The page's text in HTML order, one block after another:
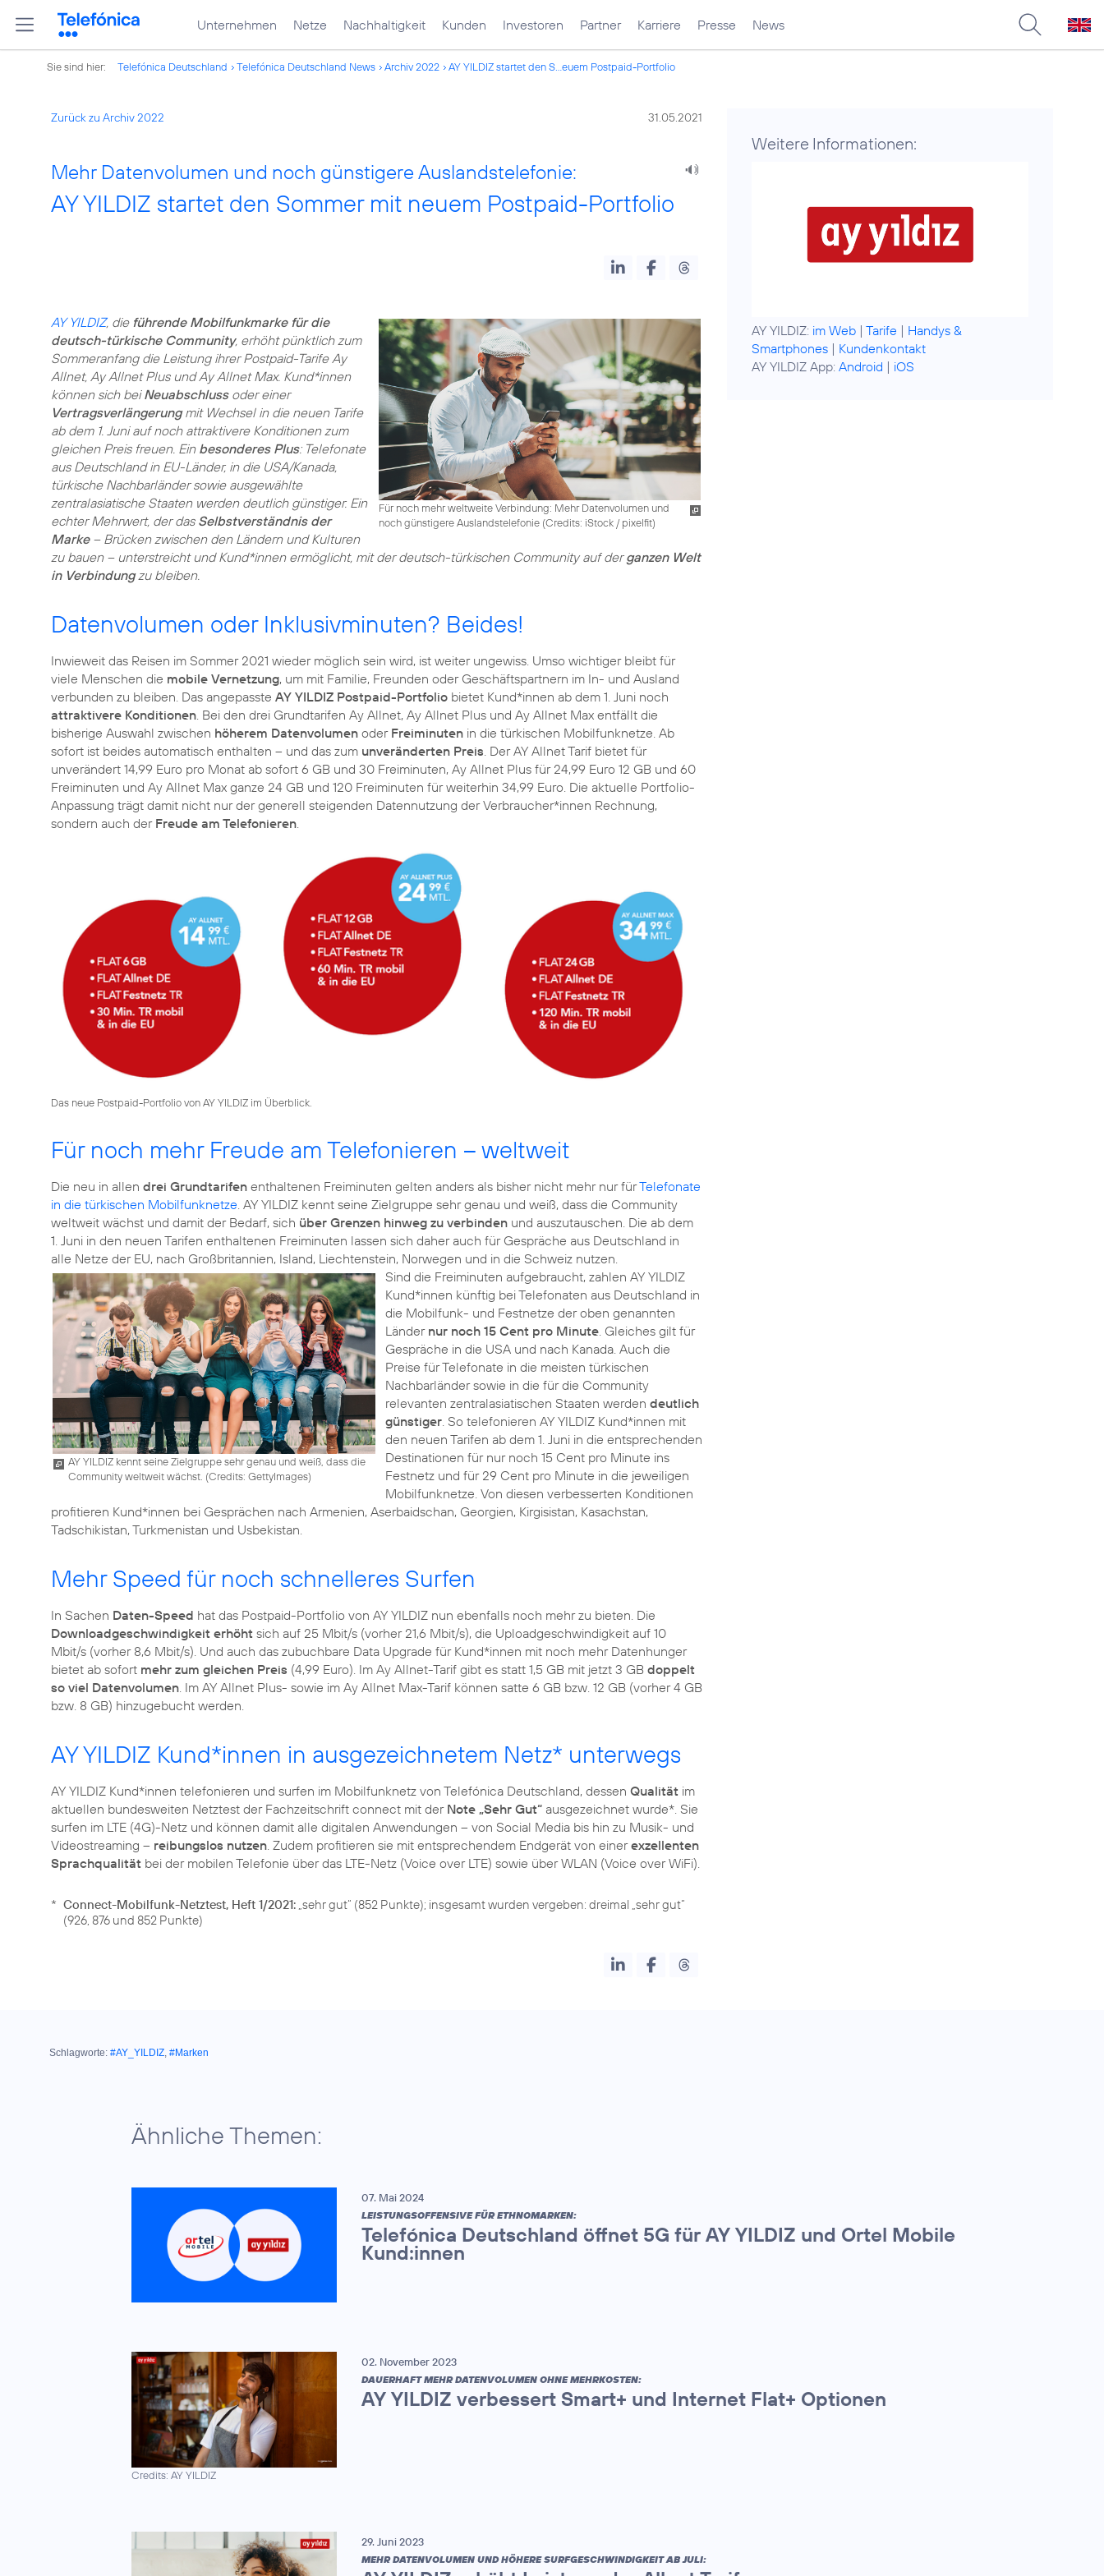
Unternehmen Netze Nachhaltigkeit Kunden Investoren Partner Karriere Presse News
Sie sind hier: Telefónica Deutschland Telefónica Deutschland News Archiv 2022 AY YILDIZ startet den S...euem Postpaid-Portfolio
Zurück zu Archiv 2022 31.05.2021
Mehr Datenvolumen und noch günstigere Auslandstelefonie:
AY YILDIZ startet den Sommer mit neuem Postpaid-Portfolio
Für noch mehr weltweite Verbindung: Mehr Datenvolumen und
noch günstigere Auslandstelefonie (Credits: iStock / pixelfit)
AY YILDIZ, die führende Mobilfunkmarke für die
deutsch-türkische Community, erhöht pünktlich zum
Sommeranfang die Leistung ihrer Postpaid-Tarife Ay
Allnet, Ay Allnet Plus und Ay Allnet Max. Kund*innen
können sich beiNeuabschlussoder einer
Vertragsverlängerungmit Wechsel in die neuen Tarife
ab dem 1. Juni auf noch attraktivere Konditionen zum
gleichen Preis freuen. Ein besonderes Plus: Telefonate
aus Deutschland in EU-Länder, in die USA/Kanada,
türkische Nachbarländer sowie ausgewählte
zentralasiatische Staaten werden deutlich günstiger. Ein
echter Mehrwert, der das Selbstverständnis der
Marke– Brücken zwischen den Ländern und Kulturen
zu bauen – unterstreicht und Kund*innen ermöglicht, mit der deutsch-türkischen Community auf derganzen Welt
in Verbindungzu bleiben.
Datenvolumen oder Inklusivminuten? Beides!
Inwieweit das Reisen im Sommer 2021 wieder möglich sein wird, ist weiter ungewiss. Umso wichtiger bleibt für
viele Menschen die mobile Vernetzung, um mit Familie, Freunden oder Geschäftspartnern im In- und Ausland
verbunden zu bleiben. Das angepasste AY YILDIZ Postpaid-Portfolio bietet Kund*innen ab dem 1. Juni noch
attraktivere Konditionen. Bei den drei Grundtarifen Ay Allnet, Ay Allnet Plus und Ay Allnet Max entfällt die
bisherige Auswahl zwischen höherem Datenvolumen oder Freiminuten in die türkischen Mobilfunknetze. Ab
sofort ist beides automatisch enthalten – und das zum unveränderten Preis. Der AY Allnet Tarif bietet für
unverändert 14,99 Euro pro Monat ab sofort 6 GB und 30 Freiminuten, Ay Allnet Plus für 24,99 Euro 12 GB und 60
Freiminuten und Ay Allnet Max ganze 24 GB und 120 Freiminuten für weiterhin 34,99 Euro. Die aktuelle Portfolio-
Anpassung trägt damit nicht nur der generell steigenden Datennutzung der Verbraucher*innen Rechnung,
sondern auch der Freude am Telefonieren.
Das neue Postpaid-Portfolio von AY YILDIZ im Überblick.
Für noch mehr Freude am Telefonieren – weltweit
Die neu in allen drei Grundtarifen enthaltenen Freiminuten gelten anders als bisher nicht mehr nur fürTelefonate
in die türkischen Mobilfunknetze . AY YILDIZ kennt seine Zielgruppe sehr genau und weiß, dass die Community
weltweit wächst und damit der Bedarf, sich über Grenzen hinweg zu verbinden und auszutauschen. Die ab dem
1. Juni in den neuen Tarifen enthaltenen Freiminuten lassen sich daher auch für Gespräche aus Deutschland in
alle Netze der EU, nach Großbritannien, Island, Liechtenstein, Norwegen und in die Schweiz nutzen.
AY YILDIZ kennt seine Zielgruppe sehr genau und weiß, dass die
Community weltweit wächst. (Credits: GettyImages)
Sind die Freiminuten aufgebraucht, zahlen AY YILDIZ
Kund*innen künftig bei Telefonaten aus Deutschland in
die Mobilfunk- und Festnetze der oben genannten
Länder nur noch 15 Cent pro Minute. Gleiches gilt für
Gespräche in die USA und nach Kanada. Auch die
Preise für Telefonate in die meisten türkischen
Nachbarländer sowie in die für die Community
relevanten zentralasiatischen Staaten werden deutlich
günstiger. So telefonieren AY YILDIZ Kund*innen mit
den neuen Tarifen ab dem 1. Juni in die entsprechenden
Destinationen für nur noch 15 Cent pro Minute ins
Festnetz und für 29 Cent pro Minute in die jeweiligen
Mobilfunknetze. Von diesen verbesserten Konditionen
profitieren Kund*innen bei Gesprächen nach Armenien, Aserbaidschan, Georgien, Kirgisistan, Kasachstan,
Tadschikistan, Turkmenistan und Usbekistan.
Mehr Speed für noch schnelleres Surfen
In Sachen Daten-Speed hat das Postpaid-Portfolio von AY YILDIZ nun ebenfalls noch mehr zu bieten. Die
Downloadgeschwindigkeit erhöht sich auf 25 Mbit/s (vorher 21,6 Mbit/s), die Uploadgeschwindigkeit auf 10
Mbit/s (vorher 8,6 Mbit/s). Und auch das zubuchbare Data Upgrade für Kund*innen mit noch mehr Datenhunger
bietet ab sofort mehr zum gleichen Preis (4,99 Euro). Im Ay Allnet-Tarif gibt es statt 1,5 GB mit jetzt 3 GB doppelt
so viel Datenvolumen . Im AY Allnet Plus- sowie im Ay Allnet Max-Tarif können satte 6 GB bzw. 12 GB (vorher 4 GB
AY YILDIZ Kund*innen in ausgezeichnetem Netz* unterwegs
AY YILDIZ Kund*innen telefonieren und surfen im Mobilfunknetz von Telefónica Deutschland, dessen Qualität im
aktuellen bundesweiten Netztest der Fachzeitschrift connect mit der Note „Sehr Gut“ ausgezeichnet wurde*. Sie
surfen im LTE (4G)-Netz und können damit alle digitalen Anwendungen – von Social Media bis hin zu Musik- und
Videostreaming – reibungslos nutzen . Zudem profitieren sie mit entsprechendem Endgerät von einerexzellenten
Sprachqualität
* Connect-Mobilfunk-Netztest, Heft 1/2021: „sehr gut“ (852 Punkte); insgesamt wurden vergeben: dreimal „sehr gut“
(926, 876 und 852 Punkte)
Weitere Informationen:
AY YILDIZ: im Web |Tarife | Handys &
Smartphones | Kundenkontakt
AY YILDIZ App:Android | iOS
Schlagworte: #AY_YILDIZ #Marken
Ähnliche Themen:
07. Mai 2024
LEISTUNGSOFFENSIVE FÜR ETHNOMARKEN:
Telefónica Deutschland öffnet 5G für AY YILDIZ und Ortel Mobile
Kund:innen
Credits: AY YILDIZ
02. November 2023
DAUERHAFT MEHR DATENVOLUMEN OHNE MEHRKOSTEN:
AY YILDIZ verbessert Smart+ und Internet Flat+ Optionen
29. Juni 2023
MEHR DATENVOLUMEN UND HÖHERE SURFGESCHWINDIGKEIT AB JULI: